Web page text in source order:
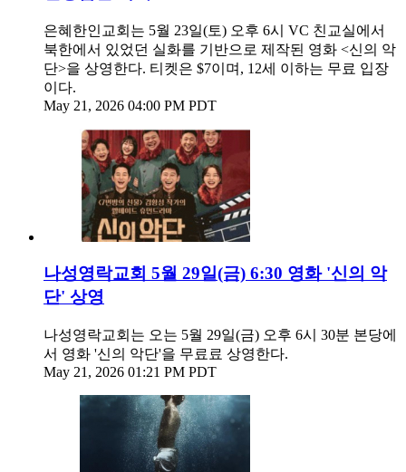
은혜한인교회는 5월 23일(토) 오후 6시 VC 친교실에서
북한에서 있었던 실화를 기반으로 제작된 영화 <신의 악
단>을 상영한다. 티켓은 $7이며, 12세 이하는 무료 입장
이다.
May 21, 2026 04:00 PM PDT
나성영락교회 5월 29일(금) 6:30 영화 '신의 악
단' 상영
나성영락교회는 오는 5월 29일(금) 오후 6시 30분 본당에
서 영화 '신의 악단'을 무료료 상영한다.
May 21, 2026 01:21 PM PDT